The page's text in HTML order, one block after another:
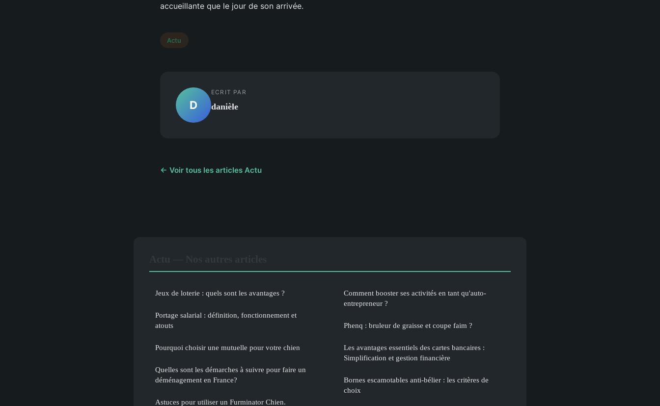
accueillante que le jour de son arrivée.
Actu
D
ECRIT PAR
danièle
← Voir tous les articles Actu
Jeux de loterie : quels sont les avantages ?
Portage salarial : définition, fonctionnement et
atouts
Pourquoi choisir une mutuelle pour votre chien
Quelles sont les démarches à suivre pour faire un
déménagement en France?
Astuces pour utiliser un Furminator Chien.
Comment booster ses activités en tant qu'auto-
entrepreneur ?
Phenq : bruleur de graisse et coupe faim ?
Les avantages essentiels des cartes bancaires :
Simplification et gestion financière
Bornes escamotables anti-bélier : les critères de
choix